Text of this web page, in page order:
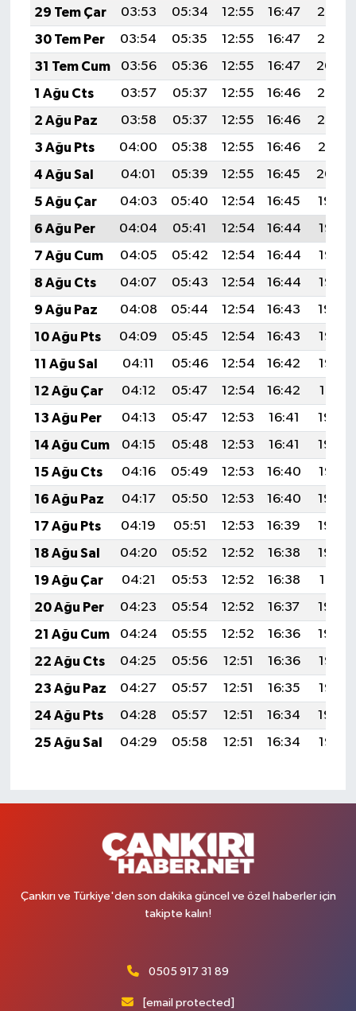
29 Tem Çar
03:53 05:34 12:55 16:47
20:06
30 Tem Per
03:54 05:35 12:55 16:47
20:05
31 Tem Cum
03:56 05:36 12:55 16:47
20:04
1 Ağu Cts
03:57 05:37 12:55 16:46
20:03
2 Ağu Paz
03:58 05:37 12:55 16:46
20:02
3 Ağu Pts
04:00 05:38 12:55 16:46
20:01
4 Ağu Sal
04:01 05:39 12:55 16:45
20:00
5 Ağu Çar
04:03 05:40 12:54 16:45
19:59
6 Ağu Per
04:04 05:41 12:54 16:44
19:58
7 Ağu Cum
04:05 05:42 12:54 16:44
19:57
8 Ağu Cts
04:07 05:43 12:54 16:44
19:55
9 Ağu Paz
04:08 05:44 12:54 16:43
19:54
10 Ağu Pts
04:09 05:45 12:54 16:43
19:53
11 Ağu Sal
04:11 05:46 12:54 16:42
19:52
12 Ağu Çar
04:12 05:47 12:54 16:42
19:51
13 Ağu Per
04:13 05:47 12:53 16:41
19:49
14 Ağu Cum
04:15 05:48 12:53 16:41
19:48
15 Ağu Cts
04:16 05:49 12:53 16:40
19:47
16 Ağu Paz
04:17 05:50 12:53 16:40
19:45
17 Ağu Pts
04:19 05:51 12:53 16:39
19:44
18 Ağu Sal
04:20 05:52 12:52 16:38
19:43
19 Ağu Çar
04:21 05:53 12:52 16:38
19:41
20 Ağu Per
04:23 05:54 12:52 16:37
19:40
21 Ağu Cum
04:24 05:55 12:52 16:36
19:39
22 Ağu Cts
04:25 05:56 12:51 16:36
19:37
23 Ağu Paz
04:27 05:57 12:51 16:35
19:36
24 Ağu Pts
04:28 05:57 12:51 16:34
19:34
25 Ağu Sal
04:29 05:58 12:51 16:34 19:33
Çankırı ve Türkiye'den son dakika güncel ve özel haberler için
takipte kalın!
0505 917 31 89
[email protected]